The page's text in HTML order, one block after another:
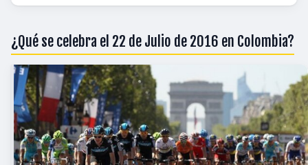
¿Qué se celebra el 22 de Julio de 2016 en Colombia?